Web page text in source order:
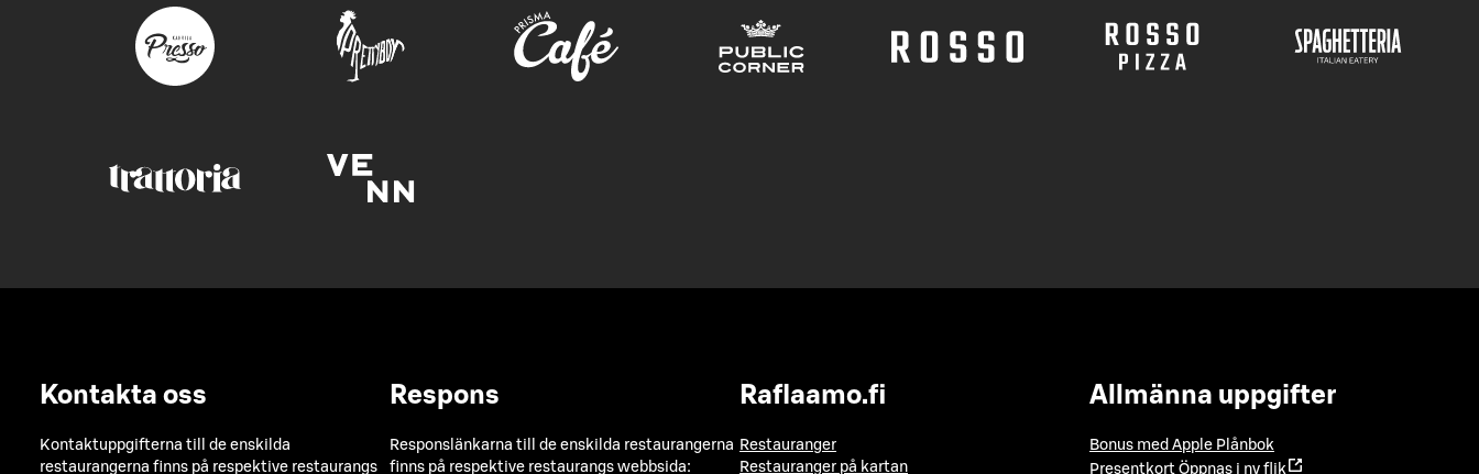
Kontakta oss
Kontaktuppgifterna till de enskilda
restaurangerna finns på respektive restaurangs
Respons
Responslänkarna till de enskilda restaurangerna
finns på respektive restaurangs webbsida:
Raflaamo.fi
Restauranger
Restauranger på kartan
Allmänna uppgifter
Bonus med Apple Plånbok
Presentkort Öppnas i ny flik